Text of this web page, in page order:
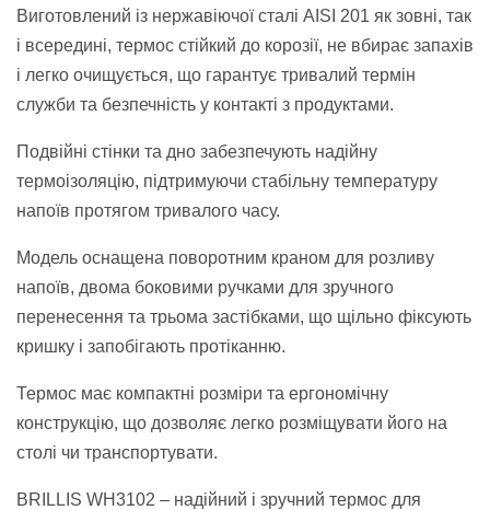
Виготовлений із нержавіючої сталі AISI 201 як зовні, так
і всередині, термос стійкий до корозії, не вбирає запахів
і легко очищується, що гарантує тривалий термін
служби та безпечність у контакті з продуктами.
Подвійні стінки та дно забезпечують надійну
термоізоляцію, підтримуючи стабільну температуру
напоїв протягом тривалого часу.
Модель оснащена поворотним краном для розливу
напоїв, двома боковими ручками для зручного
перенесення та трьома застібками, що щільно фіксують
кришку і запобігають протіканню.
Термос має компактні розміри та ергономічну
конструкцію, що дозволяє легко розміщувати його на
столі чи транспортувати.
BRILLIS WH3102 – надійний і зручний термос для